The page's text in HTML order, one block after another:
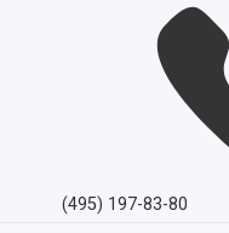
(495) 197-83-80